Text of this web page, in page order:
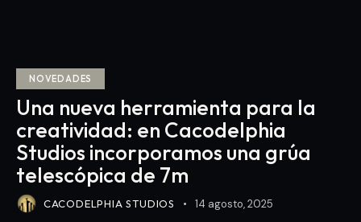
NOVEDADES
Una nueva herramienta para la
creatividad: en Cacodelphia
Studios incorporamos una grúa
telescópica de 7m
CACODELPHIA STUDIOS 14 agosto, 2025